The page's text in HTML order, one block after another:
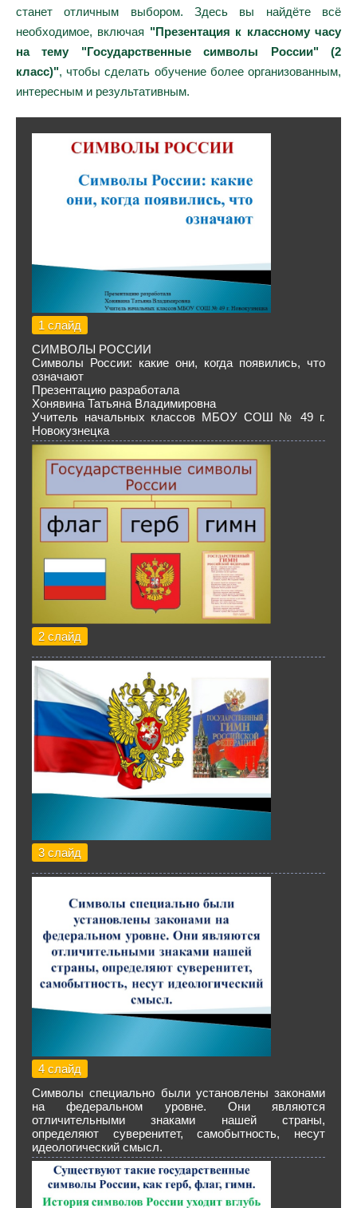
станет отличным выбором. Здесь вы найдёте всё
необходимое, включая "Презентация к классному часу
на тему "Государственные символы России" (2
класс)", чтобы сделать обучение более организованным,
интересным и результативным.
1 слайд
СИМВОЛЫ РОССИИ
Символы России: какие они, когда появились, что
означают
Презентацию разработала
Хонявина Татьяна Владимировна
Учитель начальных классов МБОУ СОШ № 49 г.
Новокузнецка
2 слайд
3 слайд
4 слайд
Символы специально были установлены законами
на федеральном уровне. Они являются
отличительными знаками нашей страны,
определяют суверенитет, самобытность, несут
идеологический смысл.